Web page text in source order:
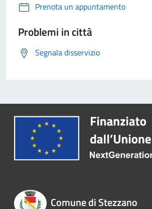
Prenota un appuntamento
Problemi in città
Segnala disservizio
Comune di Stezzano